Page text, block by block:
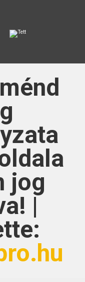
jog
|